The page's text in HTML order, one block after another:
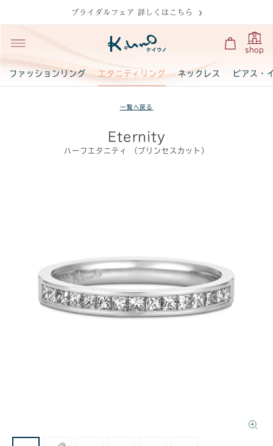
ブライダルフェア 詳しくはこちら
shop
ファッションリング エタニティリング ネックレス ピアス・
一覧へ戻る
Eternity
ハーフエタニティ （プリンセスカット）